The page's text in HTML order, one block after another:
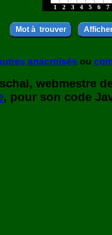
1
2 3 4 5 6 7
anacroisés ou
webmestre
, pour son code